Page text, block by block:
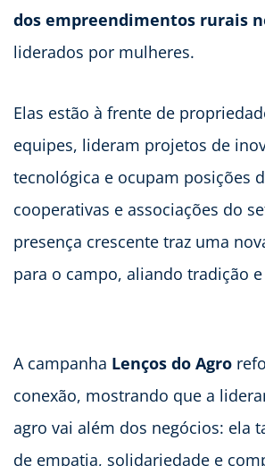
dos empreendimentos rurais
liderados por mulheres.
Elas estão à frente de
equipes, lideram projetos de
tecnológica e ocupam posições
cooperativas e associações do
presença crescente traz uma
para o campo, aliando tradição
A campanha Lenços do Agro
conexão, mostrando que a
agro vai além dos negócios: ela
de empatia, solidariedade e